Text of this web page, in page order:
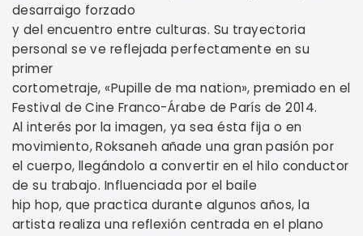
desarraigo forzado
y del encuentro entre culturas. Su trayectoria
personal se ve reflejada perfectamente en su
primer
cortometraje, «Pupille de ma nation», premiado en el
Festival de Cine Franco-Árabe de París de 2014.
Al interés por la imagen, ya sea ésta fija o en
movimiento, Roksaneh añade una gran pasión por
el cuerpo, llegándolo a convertir en el hilo conductor
de su trabajo. Influenciada por el baile
hip hop, que practica durante algunos años, la
artista realiza una reflexión centrada en el plano